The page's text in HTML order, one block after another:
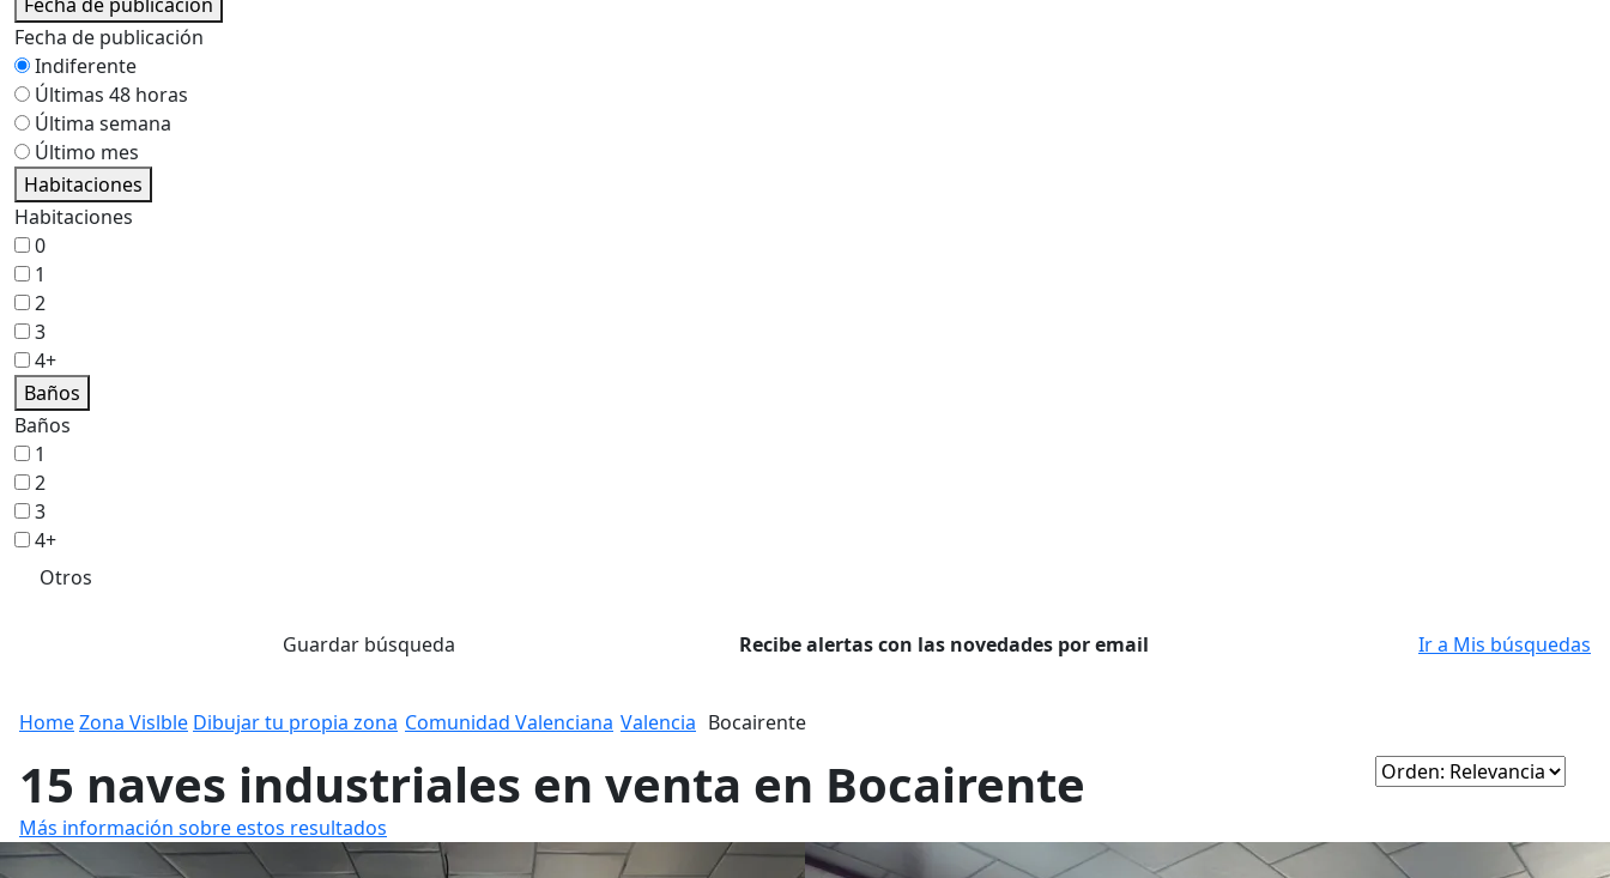
Fecha de publicación
Indiferente
Últimas 48 horas
Última semana
Último mes
Habitaciones
Habitaciones
0
1
2
3
4+
Baños
Baños
1
2
3
4+
Otros
Guardar búsqueda Recibe alertas con las novedades por email Ir a Mis búsquedas
HomeZona Vislble Dibujar tu propia zona Comunidad Valenciana Valencia Bocairente
15 naves industriales en venta en Bocairente
Más información sobre estos resultados